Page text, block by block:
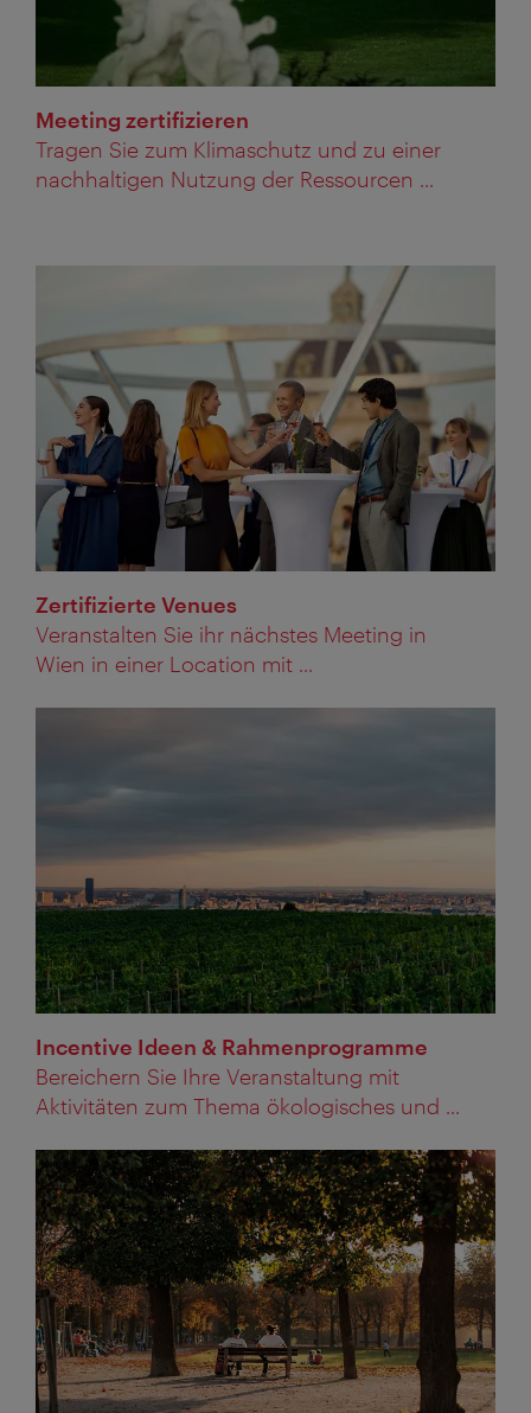
Meeting zertifizieren
Tragen Sie zum Klimaschutz und zu einer
nachhaltigen Nutzung der Ressourcen ...
Zertifizierte Venues
Veranstalten Sie ihr nächstes Meeting in
Wien in einer Location mit ...
Incentive Ideen & Rahmenprogramme
Bereichern Sie Ihre Veranstaltung mit
Aktivitäten zum Thema ökologisches und ...